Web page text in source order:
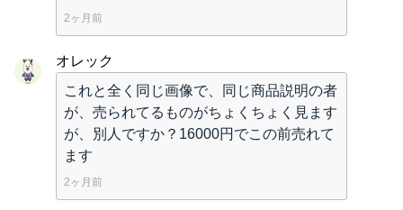
2ヶ月前
オレック
これと全く同じ画像で、同じ商品説明の者
が、売られてるものがちょくちょく見ます
が、別人ですか？16000円でこの前売れて
ます
2ヶ月前